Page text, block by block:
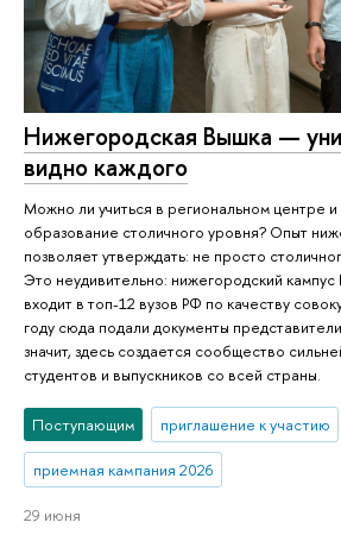
Нижегородская Вышка —
видно каждого
Можно ли учиться в региональном центре и
образование столичного уровня? Опыт
позволяет утверждать: не просто
Это неудивительно: нижегородский кампус
входит в топ-12 вузов РФ по качеству
году сюда подали документы
значит, здесь создается сообщество
студентов и выпускников со всей страны.
Поступающим приглашение к участию
приемная кампания 2026
29 июня